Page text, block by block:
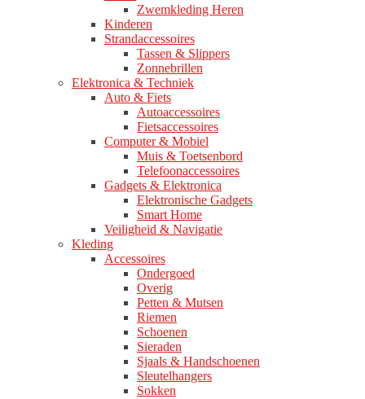
Zwemkleding Heren
Kinderen
Strandaccessoires
Tassen & Slippers
Zonnebrillen
Elektronica & Techniek
Auto & Fiets
Autoaccessoires
Fietsaccessoires
Computer & Mobiel
Muis & Toetsenbord
Telefoonaccessoires
Gadgets & Elektronica
Elektronische Gadgets
Smart Home
Veiligheid & Navigatie
Kleding
Accessoires
Ondergoed
Overig
Petten & Mutsen
Riemen
Schoenen
Sieraden
Sjaals & Handschoenen
Sleutelhangers
Sokken